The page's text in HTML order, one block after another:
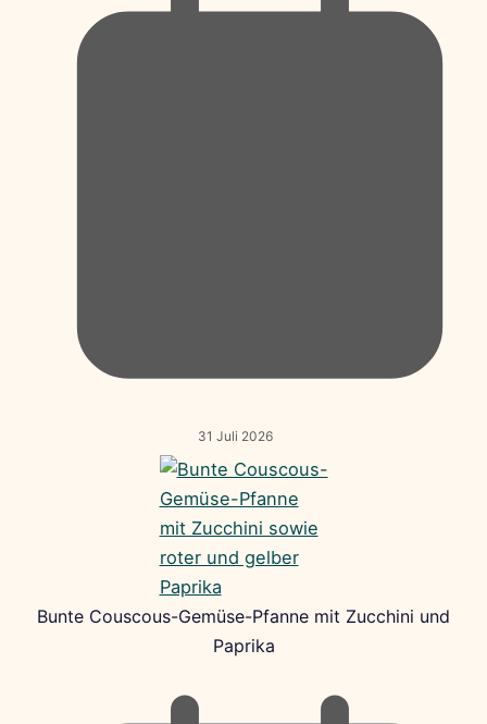
31 Juli 2026
Bunte Couscous-Gemüse-Pfanne mit Zucchini und
Paprika